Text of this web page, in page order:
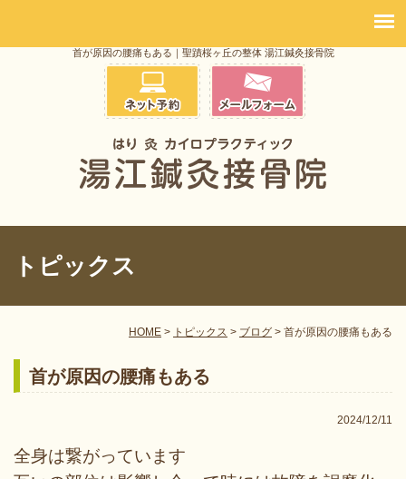
首が原因の腰痛もある｜聖蹟桜ヶ丘の整体 湯江鍼灸接骨院
トピックス
HOME > トピックス > ブログ > 首が原因の腰痛もある
首が原因の腰痛もある
2024/12/11
全身は繋がっています